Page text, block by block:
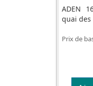
ADEN
quai des
Prix de